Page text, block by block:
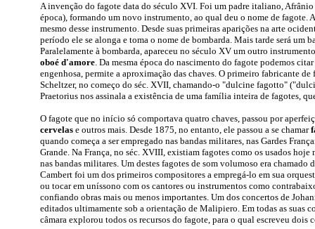
A invenção do fagote data do século XVI. Foi um padre italiano,
época), formando um novo instrumento, ao qual deu o nome de fagote.
mesmo desse instrumento. Desde suas primeiras aparições na arte
período ele se alonga e toma o nome de bombarda. Mais tarde será um
Paralelamente à bombarda, apareceu no século XV um outro
oboé d'amore. Da mesma época do nascimento do fagote podemos
engenhosa, permite a aproximação das chaves. O primeiro fabricante
Scheltzer, no começo do séc. XVII, chamando-o "dulcine fagotto"
Praetorius nos assinala a existência de uma família inteira de fagotes,
O fagote que no início só comportava quatro chaves, passou por
cervelase outros mais. Desde 1875, no entanto, ele passou a se chamar
quando começa a ser empregado nas bandas militares, nas Gardes
Grande. Na França, no séc. XVIII, existiam fagotes como os usados
nas bandas militares. Um destes fagotes de som volumoso era chamado
Cambert foi um dos primeiros compositores a empregá-lo em sua
ou tocar em uníssono com os cantores ou instrumentos como
confiando obras mais ou menos importantes. Um dos concertos de
editados ultimamente sob a orientação de Malipiero. Em todas as suas
câmara explorou todos os recursos do fagote, para o qual escreveu